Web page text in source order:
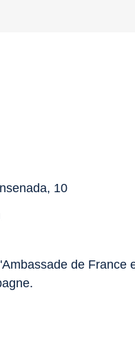
10
de France